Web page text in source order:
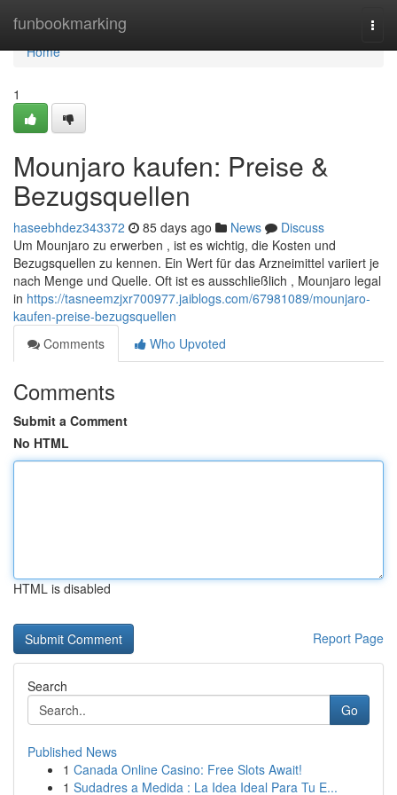
funbookmarking
Home
Home
1
Mounjaro kaufen: Preise &
Bezugsquellen
haseebhdez343372 85 days ago News
Discuss
Um Mounjaro zu erwerben , ist es wichtig, die Kosten und
Bezugsquellen zu kennen. Ein Wert für das Arzneimittel variiert je
nach Menge und Quelle. Oft ist es ausschließlich , Mounjaro legal
in https://tasneemzjxr700977.jaiblogs.com/67981089/mounjaro-
kaufen-preise-bezugsquellen
Comments
Who Upvoted
Comments
Submit a Comment
No HTML
HTML is disabled
Report Page
Search
Go
Published News
1 Canada Online Casino: Free Slots Await!
1 Sudadres a Medida : La Idea Ideal Para Tu E...